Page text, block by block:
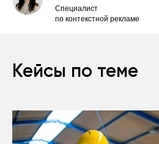
Специалист
по контекстной рекламе
Кейсы по теме